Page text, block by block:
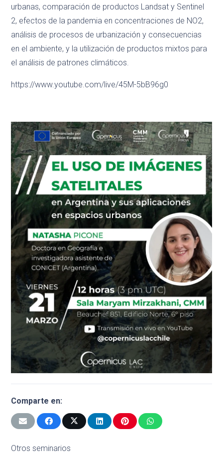
urbanas, comparación de productos Landsat y Sentinel
2, efectos de la pandemia en concentraciones de NO2,
análisis de procesos de urbanización y consecuencias
en el ambiente, y la utilización de productos mixtos para
el análisis de patrones climáticos.
https://www.youtube.com/live/45M-5bB96g0
Comparte en:
Otros seminarios